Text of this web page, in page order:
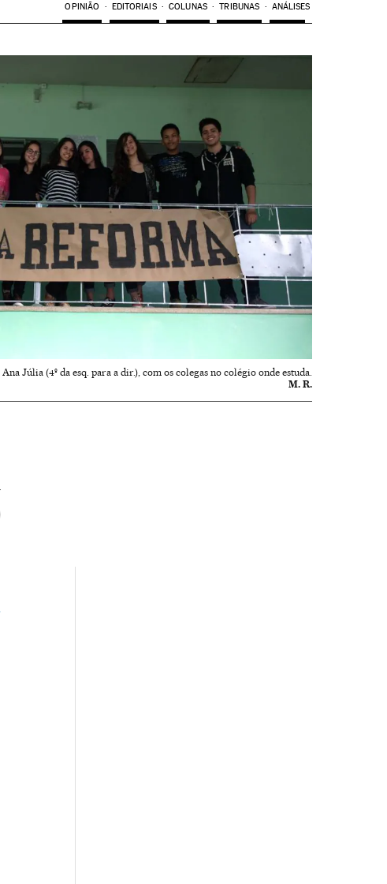
OPINIÃO EDITORIAIS COLUNAS TRIBUNAS ANÁLISES
Ana Júlia (4º da esq. para a dir.), com os colegas no colégio onde estuda.
M. R.